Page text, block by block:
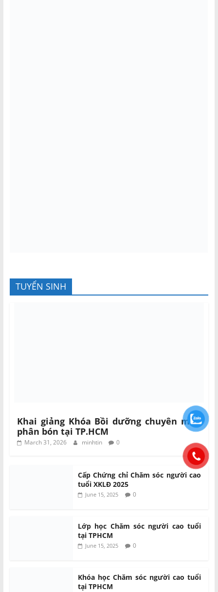
TUYỂN SINH
Khai giảng Khóa Bồi dưỡng chuyên môn
phân bón tại TP.HCM
March 31, 2026 minhtin 0
Cấp Chứng chỉ Chăm sóc người cao
tuổi XKLĐ 2025
June 15, 2025 0
Lớp học Chăm sóc người cao tuổi
tại TPHCM
June 15, 2025 0
Khóa học Chăm sóc người cao tuổi
tại TPHCM